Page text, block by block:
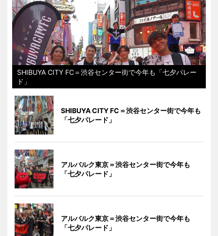
SHIBUYA CITY FC＝渋谷センター街で今年も「七夕パレー
ド」
SHIBUYA CITY FC＝渋谷センター街で今年も
「七夕パレード」
アルバルク東京＝渋谷センター街で今年も
「七夕パレード」
アルバルク東京＝渋谷センター街で今年も
「七夕パレード」